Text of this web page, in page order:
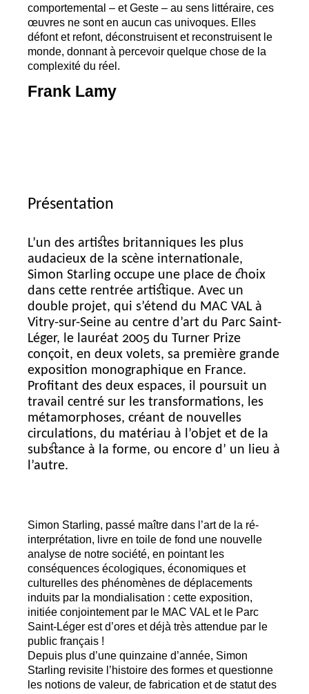
comportemental – et Geste – au sens littéraire, ces
œuvres ne sont en aucun cas univoques. Elles
défont et refont, déconstruisent et reconstruisent le
monde, donnant à percevoir quelque chose de la
complexité du réel.
Frank Lamy
Présentation
L’un des artistes britanniques les plus
audacieux de la scène internationale,
Simon Starling occupe une place de choix
dans cette rentrée artistique. Avec un
double projet, qui s’étend du MAC VAL à
Vitry-sur-Seine au centre d’art du Parc Saint-
Léger, le lauréat 2005 du Turner Prize
conçoit, en deux volets, sa première grande
exposition monographique en France.
Profitant des deux espaces, il poursuit un
travail centré sur les transformations, les
métamorphoses, créant de nouvelles
circulations, du matériau à l’objet et de la
substance à la forme, ou encore d’ un lieu à
l’autre.
Simon Starling, passé maître dans l’art de la ré-
interprétation, livre en toile de fond une nouvelle
analyse de notre société, en pointant les
conséquences écologiques, économiques et
culturelles des phénomènes de déplacements
induits par la mondialisation : cette exposition,
initiée conjointement par le MAC VAL et le Parc
Saint-Léger est d’ores et déjà très attendue par le
public français !
Depuis plus d’une quinzaine d’année, Simon
Starling revisite l’histoire des formes et questionne
les notions de valeur, de fabrication et de statut des